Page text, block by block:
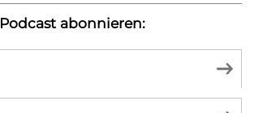
Podcast abonnieren: